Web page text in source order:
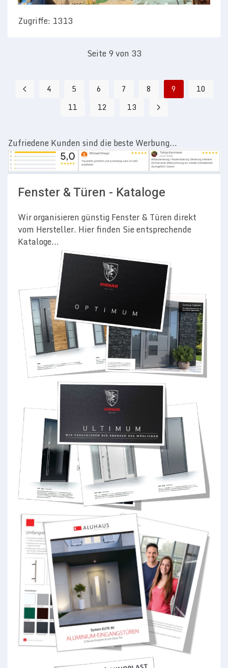
Zugriffe: 1313
Seite 9 von 33
4 5 6 7 8 9
10
11
12 13
Zufriedene Kunden sind die beste Werbung...
Fenster & Türen - Kataloge
Wir organisieren günstig Fenster & Türen direkt
vom Hersteller. Hier finden Sie entsprechende
Kataloge...